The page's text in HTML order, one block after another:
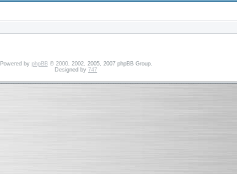
Powered by phpBB© 2000, 2002, 2005, 2007 phpBB Group.
Designed by 747